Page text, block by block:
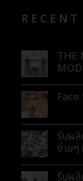
RECENT
THE
รับผ
ง่ายๆ
รับผ